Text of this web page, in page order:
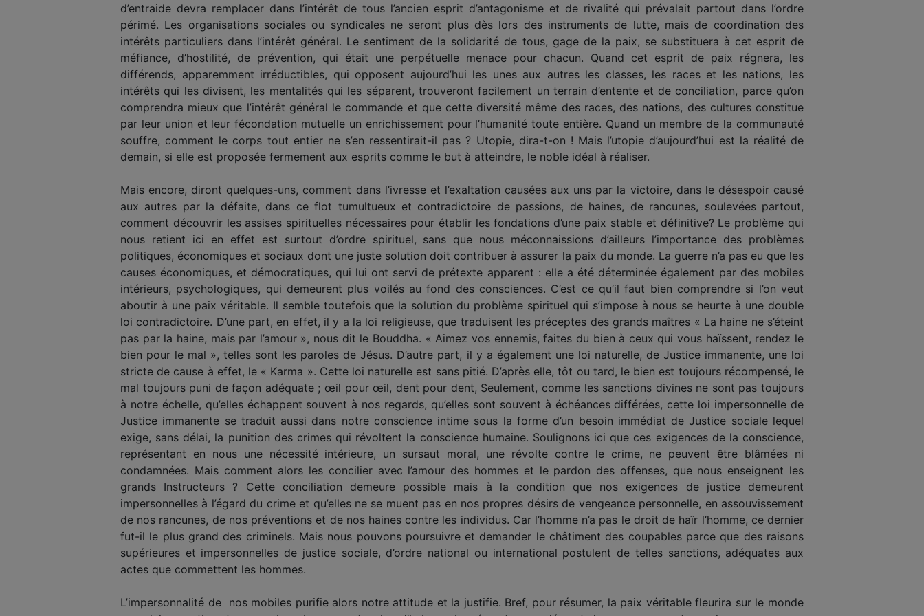
d’entraide devra remplacer dans l’intérêt de tous l’ancien esprit d’antagonisme et de rivalité qui prévalait partout dans l’ordre
périmé. Les organisations sociales ou syndicales ne seront plus dès lors des instruments de lutte, mais de coordination des
intérêts particuliers dans l’intérêt général. Le sentiment de la solidarité de tous, gage de la paix, se substituera à cet esprit de
méfiance, d’hostilité, de prévention, qui était une perpétuelle menace pour chacun. Quand cet esprit de paix régnera, les
différends, apparemment irréductibles, qui opposent aujourd’hui les unes aux autres les classes, les races et les nations, les
intérêts qui les divisent, les mentalités qui les séparent, trouveront facilement un terrain d’entente et de conciliation, parce qu’on
comprendra mieux que l’intérêt général le commande et que cette diversité même des races, des nations, des cultures constitue
par leur union et leur fécondation mutuelle un enrichissement pour l’humanité toute entière. Quand un membre de la communauté
souffre, comment le corps tout entier ne s’en ressentirait-il pas ? Utopie, dira-t-on ! Mais l’utopie d’aujourd’hui est la réalité de
demain, si elle est proposée fermement aux esprits comme le but à atteindre, le noble idéal à réaliser.
Mais encore, diront quelques-uns, comment dans l’ivresse et l’exaltation causées aux uns par la victoire, dans le désespoir causé
aux autres par la défaite, dans ce flot tumultueux et contradictoire de passions, de haines, de rancunes, soulevées partout,
comment découvrir les assises spirituelles nécessaires pour établir les fondations d’une paix stable et définitive? Le problème qui
nous retient ici en effet est surtout d’ordre spirituel, sans que nous méconnaissions d’ailleurs l’importance des problèmes
politiques, économiques et sociaux dont une juste solution doit contribuer à assurer la paix du monde. La guerre n’a pas eu que les
causes économiques, et démocratiques, qui lui ont servi de prétexte apparent : elle a été déterminée également par des mobiles
intérieurs, psychologiques, qui demeurent plus voilés au fond des consciences. C’est ce qu’il faut bien comprendre si l’on veut
aboutir à une paix véritable. Il semble toutefois que la solution du problème spirituel qui s’impose à nous se heurte à une double
loi contradictoire. D’une part, en effet, il y a la loi religieuse, que traduisent les préceptes des grands maîtres « La haine ne s’éteint
pas par la haine, mais par l’amour », nous dit le Bouddha. « Aimez vos ennemis, faites du bien à ceux qui vous haïssent, rendez le
bien pour le mal », telles sont les paroles de Jésus. D’autre part, il y a également une loi naturelle, de Justice immanente, une loi
stricte de cause à effet, le « Karma ». Cette loi naturelle est sans pitié. D’après elle, tôt ou tard, le bien est toujours récompensé, le
mal toujours puni de façon adéquate ; œil pour œil, dent pour dent, Seulement, comme les sanctions divines ne sont pas toujours
à notre échelle, qu’elles échappent souvent à nos regards, qu’elles sont souvent à échéances différées, cette loi impersonnelle de
Justice immanente se traduit aussi dans notre conscience intime sous la forme d’un besoin immédiat de Justice sociale lequel
exige, sans délai, la punition des crimes qui révoltent la conscience humaine. Soulignons ici que ces exigences de la conscience,
représentant en nous une nécessité intérieure, un sursaut moral, une révolte contre le crime, ne peuvent être blâmées ni
condamnées. Mais comment alors les concilier avec l’amour des hommes et le pardon des offenses, que nous enseignent les
grands Instructeurs ? Cette conciliation demeure possible mais à la condition que nos exigences de justice demeurent
impersonnelles à l’égard du crime et qu’elles ne se muent pas en nos propres désirs de vengeance personnelle, en assouvissement
de nos rancunes, de nos préventions et de nos haines contre les individus. Car l’homme n’a pas le droit de haïr l’homme, ce dernier
fut-il le plus grand des criminels. Mais nous pouvons poursuivre et demander le châtiment des coupables parce que des raisons
supérieures et impersonnelles de justice sociale, d’ordre national ou international postulent de telles sanctions, adéquates aux
actes que commettent les hommes.
L’impersonnalité de nos mobiles purifie alors notre attitude et la justifie. Bref, pour résumer, la paix véritable fleurira sur le monde